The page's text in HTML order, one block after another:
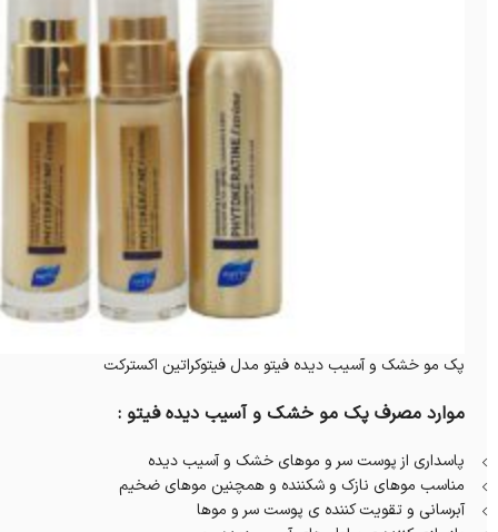
پک مو خشک و آسیب دیده فیتو مدل فیتوکراتین اکسترکت
موارد مصرف پک مو خشک و آسیب دیده فیتو :
پاسداری از پوست سر و موهای خشک و آسیب دیده
مناسب موهای نازک و شکننده و همچنین موهای ضخیم‌
آبرسانی و تقویت کننده ی پوست سر و موها